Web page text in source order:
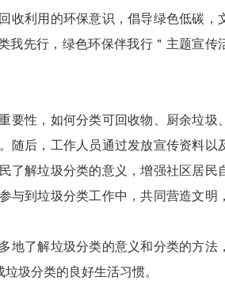
收利用的环保意识，倡导绿色低碳，
我先行，绿色环保伴我行＂主题宣传
性，如何分类可回收物、厨余垃圾、
随后，工作人员通过发放宣传资料以
了解垃圾分类的意义，增强社区居民
与到垃圾分类工作中，共同营造文明，
地了解垃圾分类的意义和分类的方法，
圾分类的良好生活习惯。